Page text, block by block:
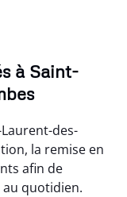
à Saint-
des-
la remise en
afin de
quotidien.